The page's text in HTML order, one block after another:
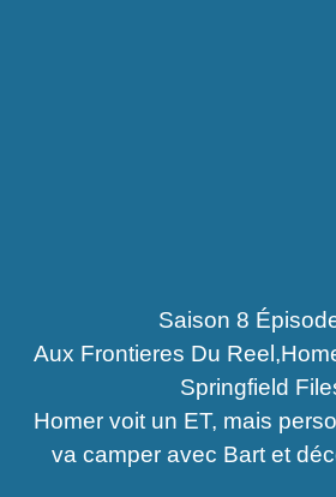
Saison 8
Aux Frontieres Du
Springfield
Homer voit un ET, mais
va camper avec Bart et